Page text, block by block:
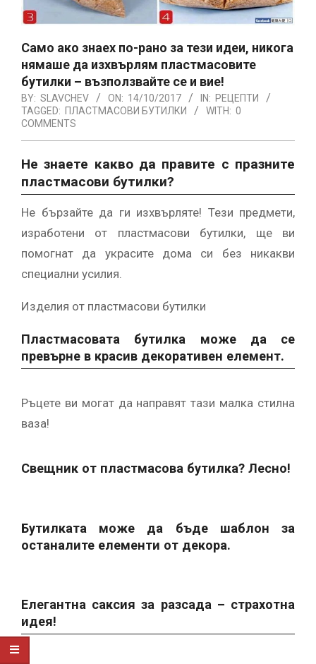
Само ако знаех по-рано за тези идеи, никога
нямаше да изхвърлям пластмасовите
бутилки – възползвайте се и вие!
BY: SLAVCHEV ON: 14/10/2017 IN: РЕЦЕПТИ
TAGGED: ПЛАСТМАСОВИ БУТИЛКИ WITH: 0
COMMENTS
Не знаете какво да правите с празните
пластмасови бутилки?
Не бързайте да ги изхвърляте! Тези предмети,
изработени от пластмасови бутилки, ще ви
помогнат да украсите дома си без никакви
специални усилия.
Изделия от пластмасови бутилки
Пластмасовата бутилка може да се
превърне в красив декоративен елемент.
Ръцете ви могат да направят тази малка стилна
ваза!
Свещник от пластмасова бутилка? Лесно!
Бутилката може да бъде шаблон за
останалите елементи от декора.
Елегантна саксия за разсада – страхотна
идея!